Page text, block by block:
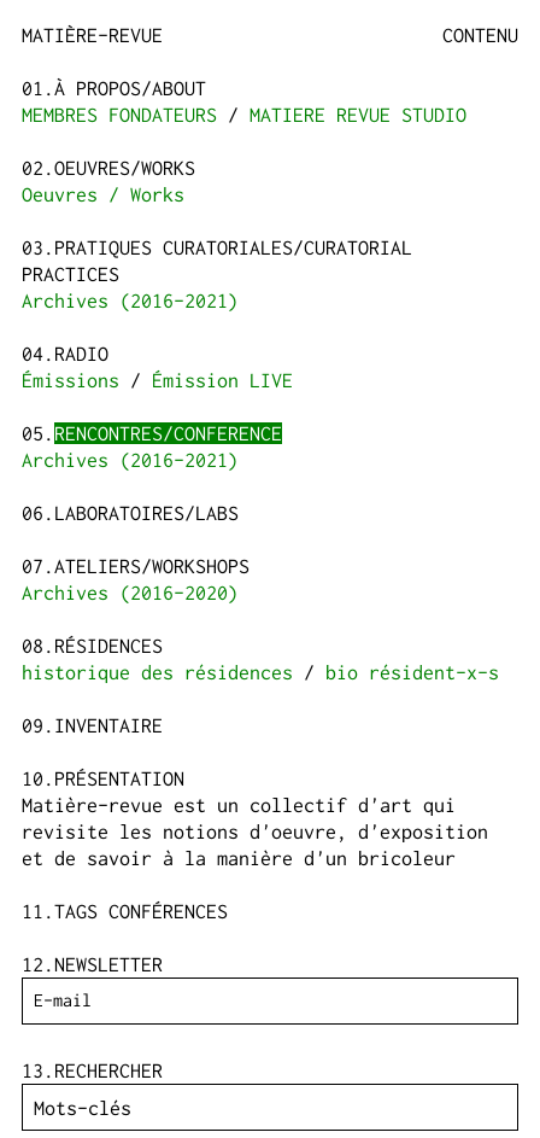
MATIÈRE-REVUE CONTENU
À PROPOS/ABOUT
MEMBRES FONDATEURS
MATIERE REVUE STUDIO
OEUVRES/WORKS
Oeuvres / Works
PRATIQUES CURATORIALES/CURATORIAL
PRACTICES
Archives (2016-2021)
RADIO
Émissions
Émission LIVE
RENCONTRES/CONFERENCE
Archives (2016-2021)
LABORATOIRES/LABS
ATELIERS/WORKSHOPS
Archives (2016-2020)
RÉSIDENCES
historique des résidences
bio résident-x-s
INVENTAIRE
PRÉSENTATION
Matière-revue est un collectif d'art qui
revisite les notions d'oeuvre, d'exposition
et de savoir à la manière d'un bricoleur
TAGS CONFÉRENCES
NEWSLETTER
RECHERCHER